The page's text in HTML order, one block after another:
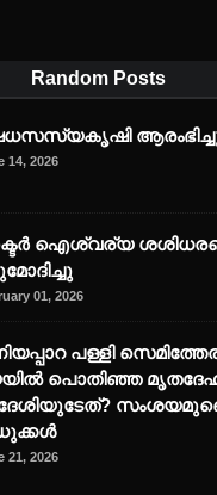
Random Posts
14, 2026
ഐശ്വര്യ
01, 2026
പള്ളി
പൊതിഞ്ഞ
21, 2026